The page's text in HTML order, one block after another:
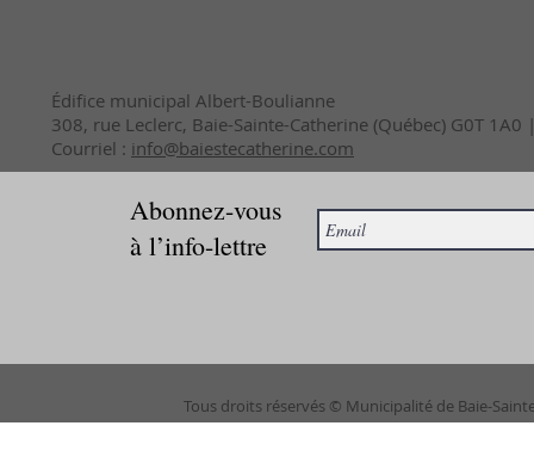
Édifice municipal Albert-Boulianne
308, rue Leclerc, Baie-Sainte-Catherine (Québec) G0T
Courriel : info@baiestecatherine.com
Abonnez-vous
à l’info-lettre
Tous droits réservés © Municipalité de Baie-